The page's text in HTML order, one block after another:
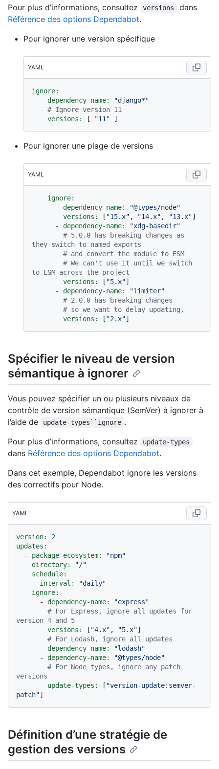
Pour plus d’informations, consultez versions
dans
Référence des options Dependabot.
Pour ignorer une version spécifique
YAML
ignore:
-
dependency-name:
"django*"
# Ignore version 11
versions:
[ "11"
Pour ignorer une plage de versions
YAML
ignore:
-
dependency-name:
"@types/node"
versions:
[ "15.x" , "14.x" , "13.x"]
-
dependency-name:
"xdg-basedir"
# 5.0.0 has breaking changes as
they switch to named exports
# and convert the module to ESM
# We can't use it until we switch
to ESM across the project
versions:
[ "5.x"]
-
dependency-name:
"limiter"
# 2.0.0 has breaking changes
# so we want to delay updating.
versions:
[ "2.x"
Spécifier le niveau de version
sémantique à ignorer
Vous pouvez spécifier un ou plusieurs niveaux de
contrôle de version sémantique (SemVer) à ignorer à
l’aide de
update-types``ignore .
Pour plus d’informations, consultez
update-types
dans Référence des options Dependabot.
Dans cet exemple, Dependabot ignore les versions
des correctifs pour Node.
YAML
version:
2
updates:
-
package-ecosystem:
"npm"
directory:
"/"
schedule:
interval:
"daily"
ignore:
-
dependency-name:
"express"
# For Express, ignore all updates for
version 4 and 5
versions:
[ "4.x" , "5.x"]
# For Lodash, ignore all updates
-
dependency-name:
"lodash"
-
dependency-name:
"@types/node"
# For Node types, ignore any patch
versions
update-types:
[ "version-update:semver-
patch"
Définition d’une stratégie de
gestion des versions